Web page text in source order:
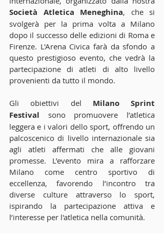
Società Atletica Meneghina, che si
svolgerà per la prima volta a Milano
dopo il successo delle edizioni di Roma e
Firenze. L'Arena Civica farà da sfondo a
questo prestigioso evento, che vedrà la
partecipazione di atleti di alto livello
provenienti da tutto il mondo.
Gli obiettivi del Milano Sprint
Festival sono promuovere l’atletica
leggera e i valori dello sport, offrendo un
palcoscenico di livello internazionale sia
agli atleti affermati che alle giovani
promesse. L’evento mira a rafforzare
Milano come centro sportivo di
eccellenza, favorendo l’incontro tra
diverse culture attraverso lo sport,
ispirando la partecipazione attiva e
l’interesse per l'atletica nella comunità.